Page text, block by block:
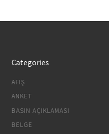
Categories
AFIŞ
ANKET
BASIN AÇIKLAMASI
BELGE